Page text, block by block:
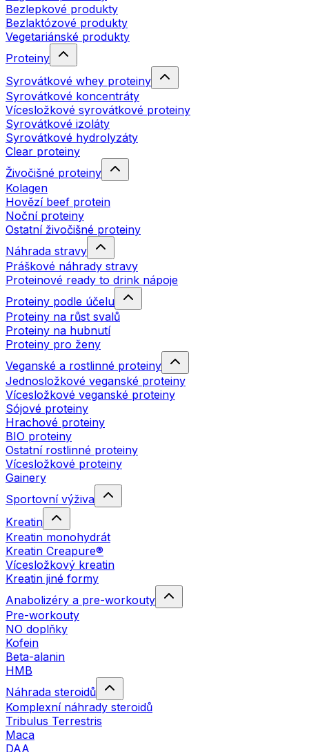
Bezlepkové produkty
Bezlaktózové produkty
Vegetariánské produkty
Proteiny
Syrovátkové whey proteiny
Syrovátkové koncentráty
Vícesložkové syrovátkové proteiny
Syrovátkové izoláty
Syrovátkové hydrolyzáty
Clear proteiny
Živočišné proteiny
Kolagen
Hovězí beef protein
Noční proteiny
Ostatní živočišné proteiny
Náhrada stravy
Práškové náhrady stravy
Proteinové ready to drink nápoje
Proteiny podle účelu
Proteiny na růst svalů
Proteiny na hubnutí
Proteiny pro ženy
Veganské a rostlinné proteiny
Jednosložkové veganské proteiny
Vícesložkové veganské proteiny
Sójové proteiny
Hrachové proteiny
BIO proteiny
Ostatní rostlinné proteiny
Vícesložkové proteiny
Gainery
Sportovní výživa
Kreatin
Kreatin monohydrát
Kreatin Creapure®
Vícesložkový kreatin
Kreatin jiné formy
Anabolizéry a pre-workouty
Pre-workouty
NO doplňky
Kofein
Beta-alanin
HMB
Náhrada steroidů
Komplexní náhrady steroidů
Tribulus Terrestris
Maca
DAA